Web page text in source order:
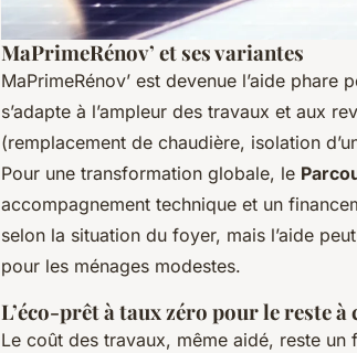
MaPrimeRénov’ et ses variantes
MaPrimeRénov’ est devenue l’aide
s’adapte à l’ampleur des travaux et aux
(remplacement de chaudière, isolation
Pour une transformation globale, le
accompagnement technique et un
selon la situation du foyer, mais l’aide
pour les ménages modestes.
L’éco-prêt à taux zéro pour le reste à
Le coût des travaux, même aidé, reste